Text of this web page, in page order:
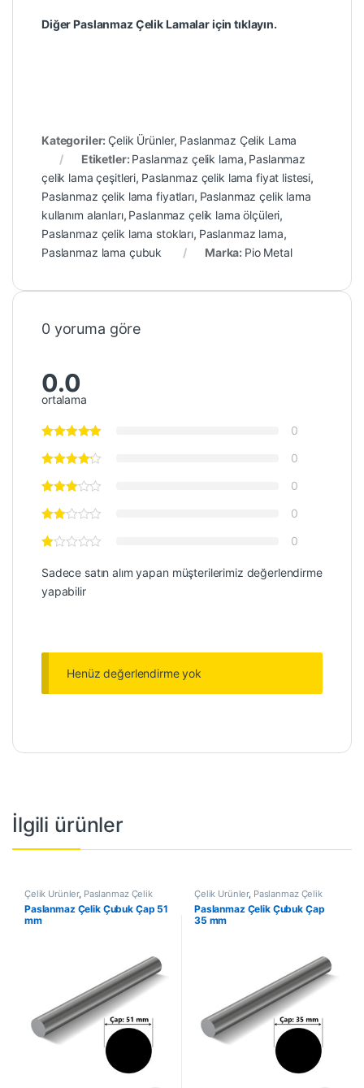
Diğer Paslanmaz Çelik Lamalar için tıklayın.
Kategoriler: Çelik Ürünler, Paslanmaz Çelik Lama
Etiketler: Paslanmaz çelik lama, Paslanmaz
çelik lama çeşitleri, Paslanmaz çelik lama fiyat listesi,
Paslanmaz çelik lama fiyatları, Paslanmaz çelik lama
kullanım alanları, Paslanmaz çelik lama ölçüleri,
Paslanmaz çelik lama stokları, Paslanmaz lama,
Paslanmaz lama çubuk
Marka: Pio Metal
0 yoruma göre
0.0
ortalama
0
0
0
0
0
Sadece satın alım yapan müşterilerimiz değerlendirme
yapabilir
Henüz değerlendirme yok
İlgili ürünler
Çelik Ürünler, Paslanmaz Çelik
Çubuk
Paslanmaz Çelik Çubuk Çap 51
mm
Çelik Ürünler, Paslanmaz Çelik
Çubuk
Paslanmaz Çelik Çubuk Çap
35 mm